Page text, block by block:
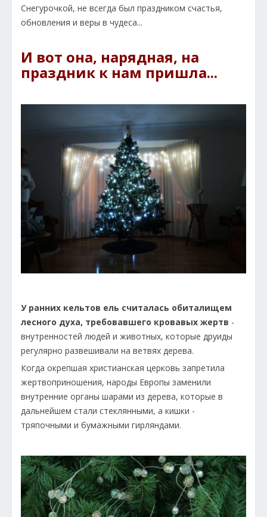
Снегурочкой, не всегда был праздником счастья,
обновления и веры в чудеса...
И вот она, нарядная, на
праздник к нам пришла...
У ранних кельтов ель считалась обиталищем
лесного духа, требовавшего кровавых жертв -
внутренностей людей и животных, которые друиды
регулярно развешивали на ветвях дерева.
Когда окрепшая христианская церковь запретила
жертвоприношения, народы Европы заменили
внутренние органы шарами из дерева, которые в
дальнейшем стали стеклянными, а кишки -
тряпочными и бумажными гирляндами.